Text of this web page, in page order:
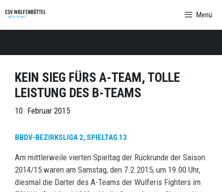
Inhalt
springen
Menü
KEIN SIEG FÜRS A-TEAM, TOLLE
LEISTUNG DES B-TEAMS
10. Februar 2015
BBDV-BEZIRKSLIGA 2, SPIELTAG 13
Am mittlerweile vierten Spieltag der Rückrunde der Saison
2014/15 waren am Samstag, den 7.2.2015, um 19.00 Uhr,
diesmal die Darter des A-Teams der Wulferis Fighters im